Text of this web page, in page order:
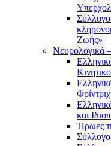
Ζωής»
Νευρολογικά
Φρίντριχ
και
Ήρωες